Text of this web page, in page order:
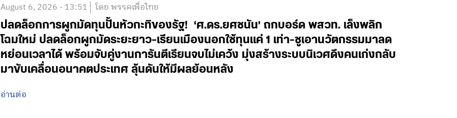
August 6, 2026 - 13:51 โดย พรรคเพื่อไทย
ปลดล็อกการผูกมัดทุนปั้นหัวกะทิของรัฐ! ‘ศ.ดร.ยศชนัน’ ถกบอร์ด พสวท. เล็งพลิก
โฉมใหม่ ปลดล็อกผูกมัดระยะยาว-เรียนเมืองนอกใช้ทุนแค่ 1 เท่า-ชูเอานวัตกรรมมาลด
หย่อนเวลาได้ พร้อมจับคู่งานการันตีเรียนจบไม่เคว้ง มุ่งสร้างระบบนิเวศดึงคนเก่งกลับ
มาขับเคลื่อนอนาคตประเทศ ลุ้นดันให้มีผลย้อนหลัง
อ่านต่อ